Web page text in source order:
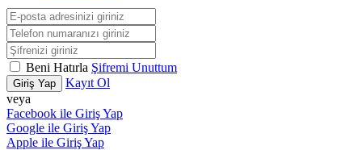
Beni Hatırla Şifremi Unuttum
Giriş Yap
Kayıt Ol
veya
Facebook ile Giriş Yap
Google ile Giriş Yap
Apple ile Giriş Yap